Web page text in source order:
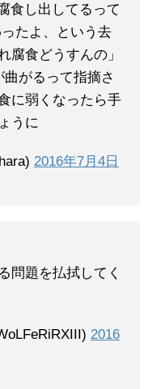
食し出してるって
たよ、という去
腐食どうすんの」
がるって指摘さ
に弱くなったら手
うに
2016年7月4日
問題を払拭してく
2016